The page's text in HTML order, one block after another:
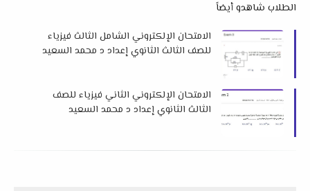
الطلاب شاهدو أيضاً
الامتحان الإلكتروني الشامل الثالث فيزياء
للصف الثالث الثانوي إعداد د محمد السعيد
الامتحان الإلكتروني الثاني فيزياء للصف
الثالث الثانوي إعداد د محمد السعيد